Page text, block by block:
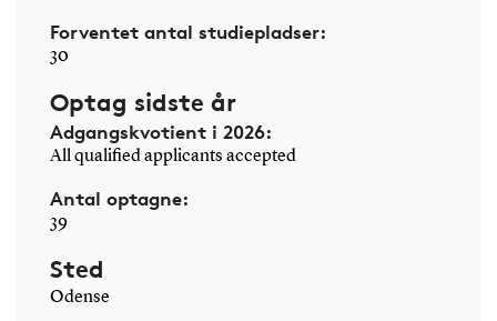
Forventet antal studiepladser:
30
Optag sidste år
Adgangskvotient i 2026:
All qualified applicants accepted
Antal optagne:
39
Sted
Odense